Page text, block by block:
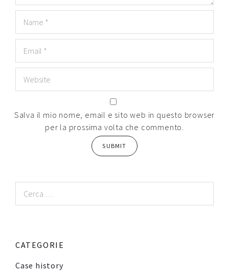
Salva il mio nome, email e sito web in questo browser
per la prossima volta che commento.
per:
CATEGORIE
Case history